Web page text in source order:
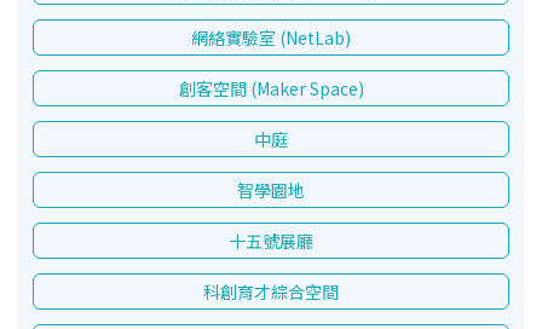
網絡實驗室 (NetLab)
創客空間 (Maker Space)
中庭
智學園地
十五號展廳
科創育才綜合空間